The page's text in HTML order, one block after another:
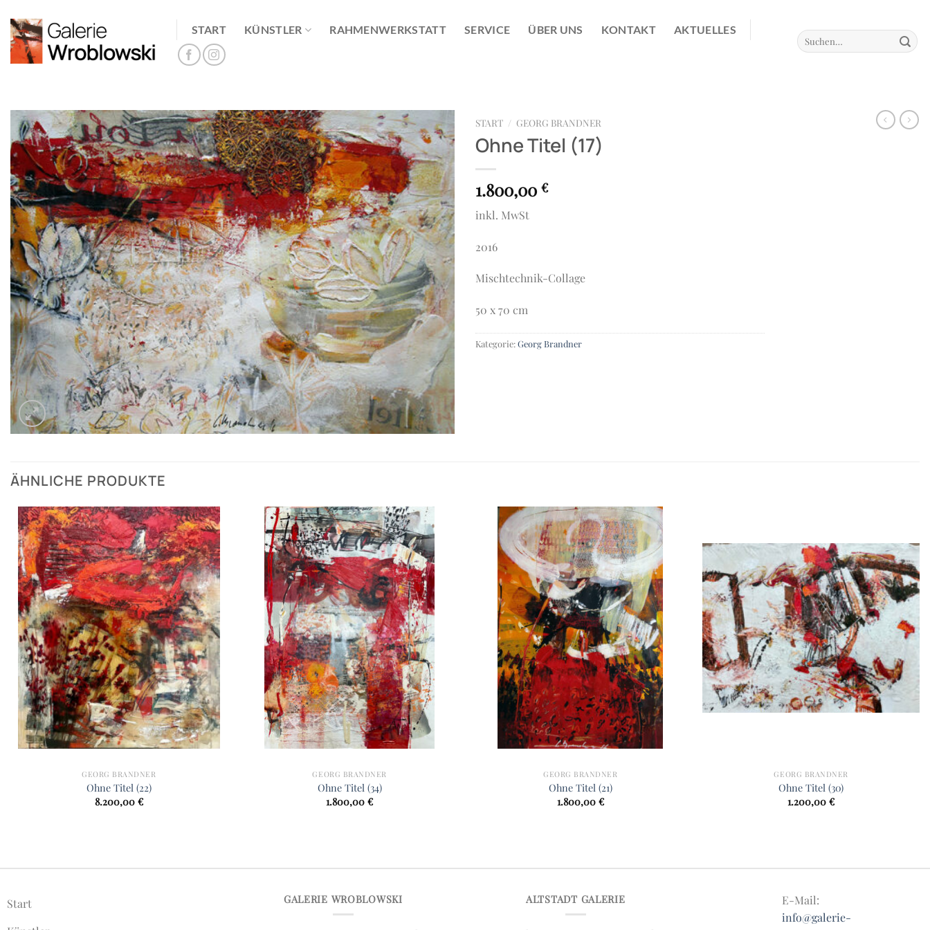
Inhalt
springen
START KÜNSTLER RAHMENWERKSTATT SERVICE ÜBER UNS KONTAKT AKTUELLES
Suchen
nach:
START / GEORG BRANDNER
Ohne Titel (17)
1.800,00 €
inkl. MwSt
2016
Mischtechnik-Collage
50 x 70 cm
Kategorie:Georg Brandner
ÄHNLICHE PRODUKTE
GEORG BRANDNER
Ohne Titel (22)
8.200,00 €
GEORG BRANDNER
Ohne Titel (34)
1.800,00€
GEORG BRANDNER
Ohne Titel (21)
1.800,00 €
GEORG BRANDNER
Ohne Titel (30)
1.200,00€
Start
GALERIE WROBLOWSKI ALTSTADT GALERIE
E-Mail:
info@galerie-